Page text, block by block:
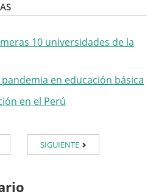
10 universidades de la
en educación básica
en el Perú
SIGUIENTE